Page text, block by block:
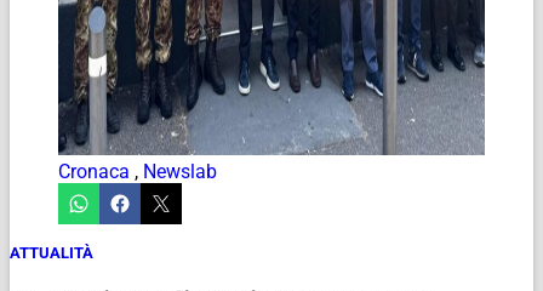
Cronaca , Newslab
ATTUALITÀ